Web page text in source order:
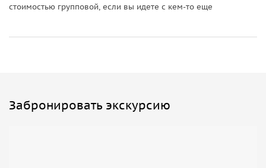
стоимостью групповой, если вы идете с кем-то еще
Забронировать экскурсию